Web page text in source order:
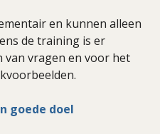
en kunnen alleen
de training is er
van vragen en voor het
goede doel